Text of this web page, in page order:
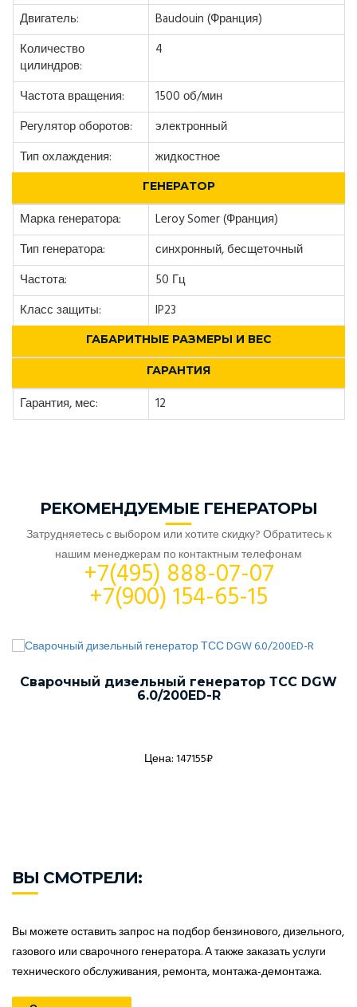
Двигатель:
Baudouin (Франция)
Количество
цилиндров:
4
Частота вращения:
1500 об/мин
Регулятор оборотов:
электронный
Тип охлаждения:
жидкостное
ГЕНЕРАТОР
Марка генератора:
Leroy Somer (Франция)
Тип генератора:
синхронный, бесщеточный
Частота:
50 Гц
Класс защиты:
IP23
ГАБАРИТНЫЕ РАЗМЕРЫ И ВЕС
ГАРАНТИЯ
Гарантия, мес: 12
РЕКОМЕНДУЕМЫЕ ГЕНЕРАТОРЫ
Затрудняетесь с выбором или хотите скидку? Обратитесь к
нашим менеджерам по контактным телефонам
+7(495) 888-07-07
+7(900) 154-65-15
Сварочный дизельный генератор ТСС DGW
6.0/200ED-R
Цена: 147155₽
ВЫ СМОТРЕЛИ:
Вы можете оставить запрос на подбор бензинового, дизельного,
газового или сварочного генератора. А также заказать услуги
технического обслуживания, ремонта, монтажа-демонтажа.